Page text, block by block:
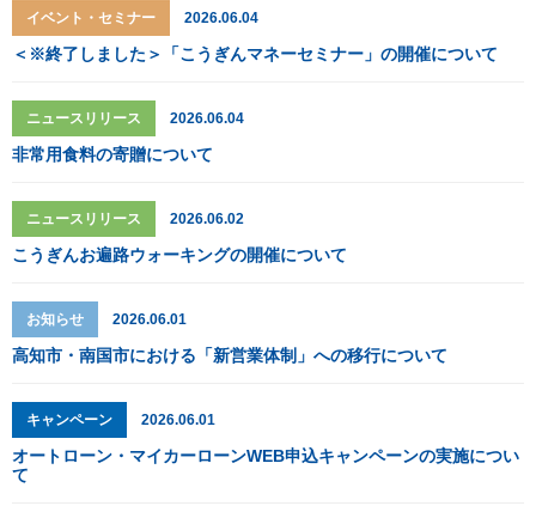
イベント・セミナー 2026.06.04
＜※終了しました＞「こうぎんマネーセミナー」の開催について
ニュースリリース 2026.06.04
非常用食料の寄贈について
ニュースリリース 2026.06.02
こうぎんお遍路ウォーキングの開催について
お知らせ 2026.06.01
高知市・南国市における「新営業体制」への移行について
キャンペーン 2026.06.01
オートローン・マイカーローンWEB申込キャンペーンの実施につい
て